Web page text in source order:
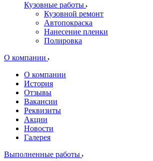
Кузовные работы
Кузовной ремонт
Автопокраска
Нанесение пленки
Полировка
О компании
О компании
История
Отзывы
Вакансии
Реквизиты
Акции
Новости
Галерея
Выполненные работы